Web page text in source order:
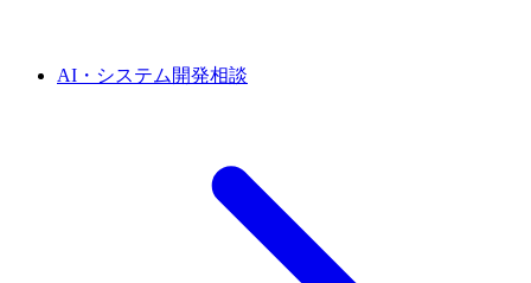
AI・システム開発相談